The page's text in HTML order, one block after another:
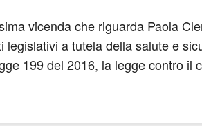
vicenda che riguarda Paola
a tutela della salute e
199 del 2016, la legge contro il